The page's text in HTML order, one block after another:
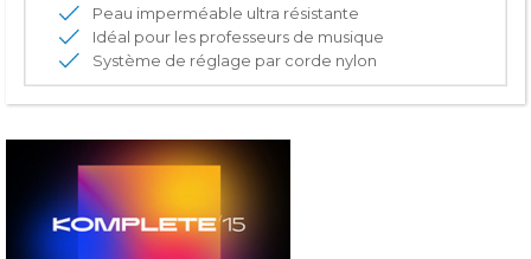
Peau imperméable ultra résistante
Idéal pour les professeurs de musique
Système de réglage par corde nylon